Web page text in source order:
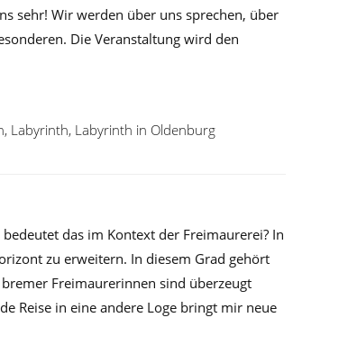
sehr! Wir werden über uns sprechen, über
Die Veranstaltung wird den
, Labyrinth, Labyrinth in Oldenburg
das im Kontext der Freimaurerei? In
zu erweitern. In diesem Grad gehört
Freimaurerinnen sind überzeugt
Reise in eine andere Loge bringt mir neue